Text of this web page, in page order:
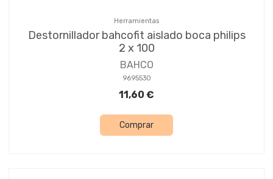
Herramientas
Destornillador bahcofit aislado boca philips
2 x 100
BAHCO
9695530
11,60 €
Comprar